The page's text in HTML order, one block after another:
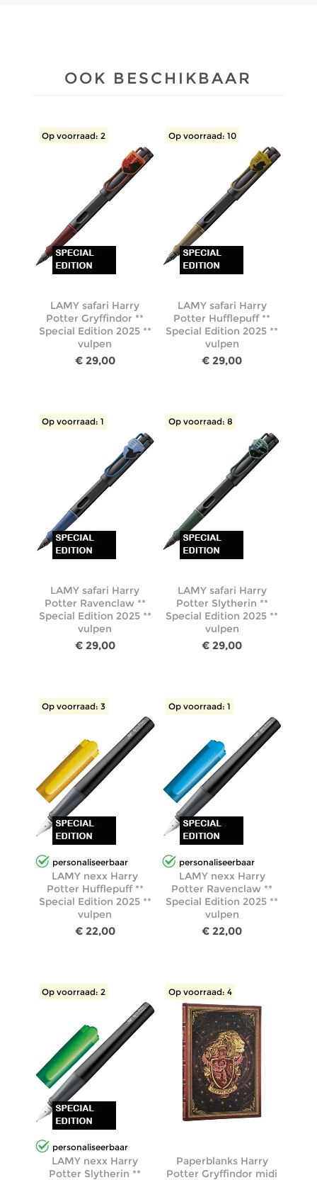
OOK BESCHIKBAAR
Op voorraad: 2
LAMY safari Harry
Potter Gryffindor **
Special Edition 2025 **
vulpen
€ 29,00
Op voorraad: 10
LAMY safari Harry
Potter Hufflepuff **
Special Edition 2025 **
vulpen
€ 29,00
Op voorraad: 1
LAMY safari Harry
Potter Ravenclaw **
Special Edition 2025 **
vulpen
€ 29,00
Op voorraad: 8
LAMY safari Harry
Potter Slytherin **
Special Edition 2025 **
vulpen
€ 29,00
personaliseerbaar
Op voorraad: 3
LAMY nexx Harry
Potter Hufflepuff **
Special Edition 2025 **
vulpen
€ 22,00
personaliseerbaar
Op voorraad: 1
LAMY nexx Harry
Potter Ravenclaw **
Special Edition 2025 **
vulpen
€ 22,00
personaliseerbaar
Op voorraad: 2
LAMY nexx Harry
Potter Slytherin **
Op voorraad: 4
Paperblanks Harry
Potter Gryffindor midi